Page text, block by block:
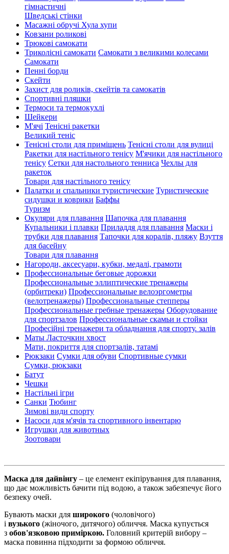
гімнастичні
Шведські стінки
Масажні обручі Хула хупи
Ковзани роликові
Трюкові самокати
Триколісні самокати Самокати з великими колесами
Cамокати
Пенні борди
Скейти
Захист для роликів, скейтів та самокатів
Спортивні пляшки
Термоси та термокухлі
Шейкери
М'ячі Тенісні ракетки
Великий теніс
Тенісні столи для приміщень Тенісні столи для вулиці
Ракетки для настільного тенісу М'ячики для настільного
тенісу Сетки для настольного тенниса Чехлы для
ракеток
Товари для настільного тенісу
Палатки и спальники туристические Туристические
сидушки и коврики Баффы
Туризм
Окуляри для плавання Шапочка для плавання
Купальники і плавки Приладдя для плавання Маски і
трубки для плавання Тапочки для коралів, пляжу Взуття
для басейну
Товари для плавання
Нагороди, аксесуари, кубки, медалі, грамоти
Профессиональные беговые дорожки
Профессиональные эллиптические тренажеры
(орбитреки) Профессиональные велоэргометры
(велотренажеры) Профессиональные cтепперы
Профессиональные гребные тренажеры Оборудование
для спортзалов Профессиональные скамьи и стойки
Професійні тренажери та обладнання для спорту. залів
Маты Ласточкин хвост
Мати, покриття для спортзалів, татамі
Рюкзаки Сумки для обуви Спортивные сумки
Сумки, рюкзаки
Батут
Чешки
Настільні ігри
Санки Тюбинг
Зимові види спорту
Насоси для м'ячів та спортивного інвентарю
Игрушки для животных
Зоотовари
Маска для дайвінгу – це елемент екіпірування для плавання,
що дає можливість бачити під водою, а також забезпечує його
безпеку очей.
Бувають маски для широкого (чоловічого)
і вузького (жіночого, дитячого) обличчя. Маска купується
з обов'язковою приміркою. Головний критерій вибору –
маска повинна підходити за формою обличчя.